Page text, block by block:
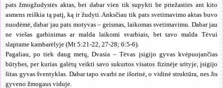
pats žmogžudystės aktas, bet dabar vien tik supykti be priežasties ant kito
asmens reiškia tą patį, ką ir žudyti. Anksčiau tik pats svetimavimo aktas buvo
nuodėmė, dabar jau pats motyvas – geismas, laikomas svetimavimu. Dabar jau
ne viešas garbinimas ar malda laikomi svarbiais, bet tavo malda Tėvui
slaptame kambarėlyje (Mt 5:21-22, 27-28; 6:5-6).
Pagaliau, po tiek daug metų, Dvasia – Tėvas įsigijo gyvas kvėpuojančias
būtybes, per kurias galėtų veikti savo sukurtos visatos fizinėje srityje, įsigijo
šitas gyvas šventyklas. Dabar tapo svarbi ne išorinė, o vidinė struktūra, nes Jis
gyveno žmogaus viduje.